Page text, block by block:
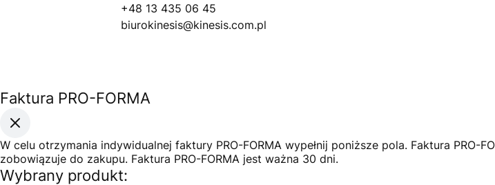
+48 13 435 06 45
biurokinesis@kinesis.com.pl
Faktura PRO-FORMA
W celu otrzymania indywidualnej faktury PRO-FORMA wypełnij poniższe pola. Faktura
zobowiązuje do zakupu. Faktura PRO-FORMA jest ważna 30 dni.
Wybrany produkt: